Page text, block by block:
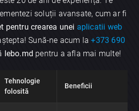
soluții avansate, cum ar fi
pentru crearea unei aplicatii web
Sună-ne acum la+373 690
lebo.md pentru a afla mai multe!
Tehnologie
folosită
Beneficii